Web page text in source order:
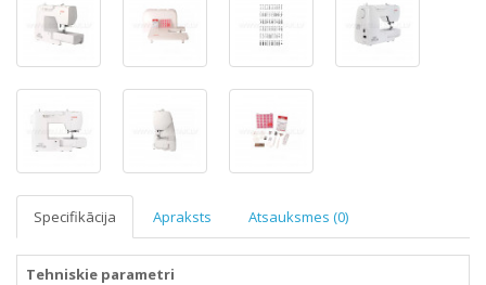
Specifikācija Apraksts Atsauksmes (0)
Tehniskie parametri